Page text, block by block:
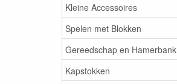
Kleine Accessoires
Spelen met Blokken
Gereedschap en Hamerbank
Kapstokken